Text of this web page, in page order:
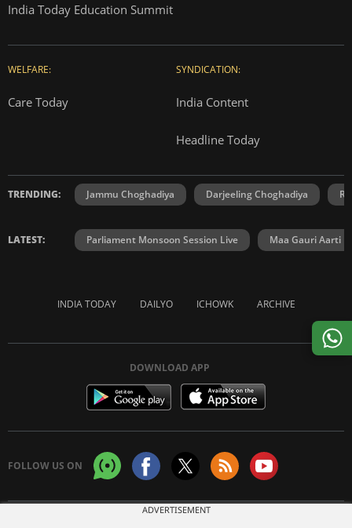
India Today Education Summit
WELFARE:
Care Today
SYNDICATION:
India Content
Headline Today
TRENDING: Jammu Choghadiya Darjeeling Choghadiya
LATEST: Parliament Monsoon Session Live Maa Gauri Aarti
INDIA TODAY DAILYO ICHOWK ARCHIVE
DOWNLOAD APP
FOLLOW US ON
ADVERTISEMENT